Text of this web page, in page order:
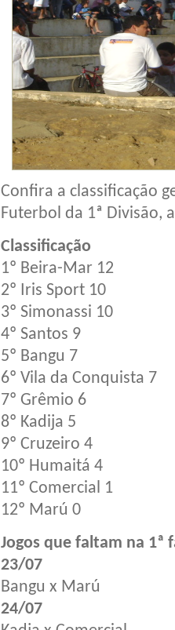
Confira a classificação
Futerbol da 1ª Divisão,
Classificação
1º Beira-Mar 12
2º Iris Sport 10
3º Simonassi 10
4º Santos 9
5º Bangu 7
6º Vila da Conquista 7
7º Grêmio 6
8º Kadija 5
9º Cruzeiro 4
10º Humaitá 4
11º Comercial 1
12º Marú 0
Jogos que faltam na 1ª
23/07
Bangu x Marú
24/07